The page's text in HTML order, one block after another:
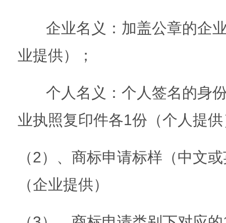
企业名义：加盖公章的企业
业提供）；
个人名义：个人签名的身份
业执照复印件各1份（个人提
（2）、商标申请标样（中文
（企业提供）